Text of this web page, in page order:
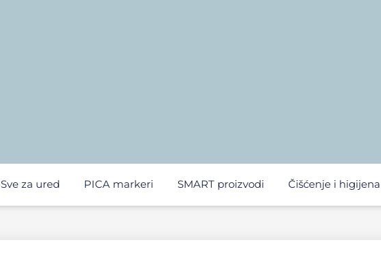
Sve za ured PICA markeri SMART proizvodi Čišćenje i higijena